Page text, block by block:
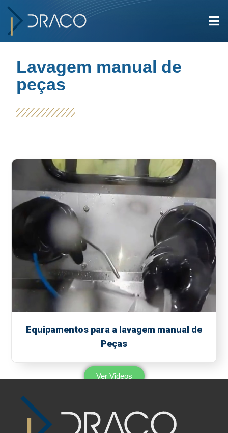
Lavagem manual de
peças
Equipamentos para a lavagem manual de
Peças
Ver Videos